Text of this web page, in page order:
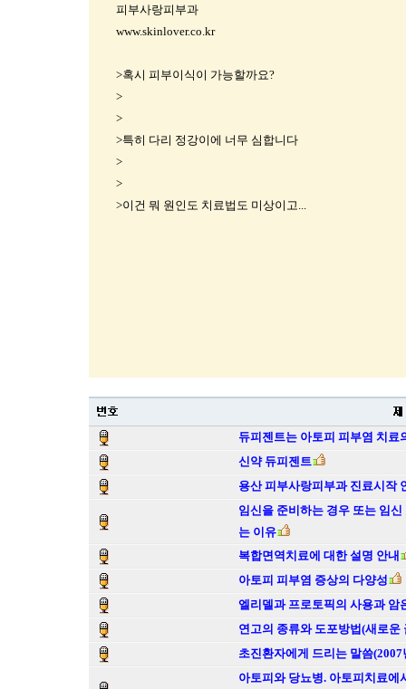
피부사랑피부과
www.skinlover.co.kr
>혹시 피부이식이 가능할까요?
>
>
>특히 다리 정강이에 너무 심합니다
>
>
>이건 뭐 원인도 치료법도 미상이고...
듀피젠트는 아토피 피부염 치료
신약 듀피젠트
용산 피부사랑피부과 진료시작
임신을 준비하는 경우 또는 임
는 이유
복합면역치료에 대한 설명 안내
아토피 피부염 증상의 다양성
엘리델과 프로토픽의 사용과 암
연고의 종류와 도포방법(새로운
초진환자에게 드리는 말씀
아토피와 당뇨병. 아토피치료에